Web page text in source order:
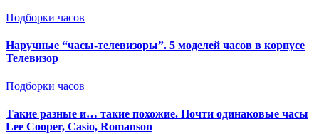
Подборки часов
Наручные “часы-телевизоры”. 5 моделей часов в корпусе
Телевизор
Подборки часов
Такие разные и… такие похожие. Почти одинаковые часы
Lee Cooper, Casio, Romanson